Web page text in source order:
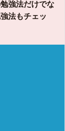
強法だけでな
法もチェッ